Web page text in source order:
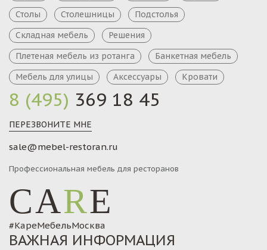
8 (495) 369 18 45
ПЕРЕЗВОНИТЕ МНЕ
sale@mebel-restoran.ru
Профессиональная мебель для ресторанов
CARE
#КареМебельМосква
Столы
Столешницы
Подстолья
Складная мебель
Решения
Плетеная мебель из ротанга
Банкетная мебель
Мебель для улицы
Аксессуары Кровати
ВАЖНАЯ ИНФОРМАЦИЯ